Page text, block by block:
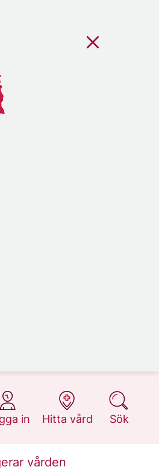
in
Hitta vård
på 1177.se
Sök
på 1177.se
vården